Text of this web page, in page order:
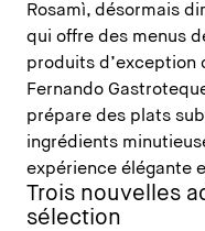
Rosamì, désormais
qui offre des menus
produits d’exception
Fernando
prépare des plats
ingrédients
expérience élégante
Trois nouvelles
sélection